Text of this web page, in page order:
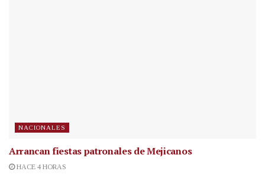
NACIONALES
Arrancan fiestas patronales de Mejicanos
HACE 4 HORAS